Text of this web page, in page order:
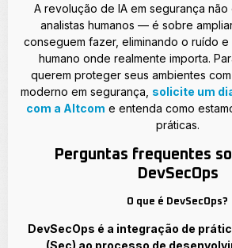
A revolução de IA em segurança
analistas humanos — é sobre
conseguem fazer, eliminando o ruído
humano onde realmente importa.
querem proteger seus ambientes
moderno em segurança, solicite um
com a Altcom e entenda como
práticas.
Perguntas frequentes
DevSecOps
O que é DevSecOps?
DevSecOps é a integração de
(Sec) ao processo de